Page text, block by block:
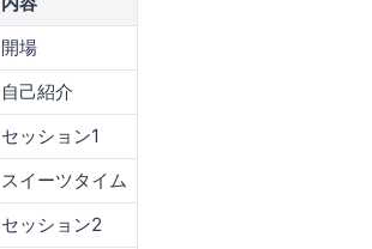
開場
自己紹介
セッション1
スイーツタイム
セッション2